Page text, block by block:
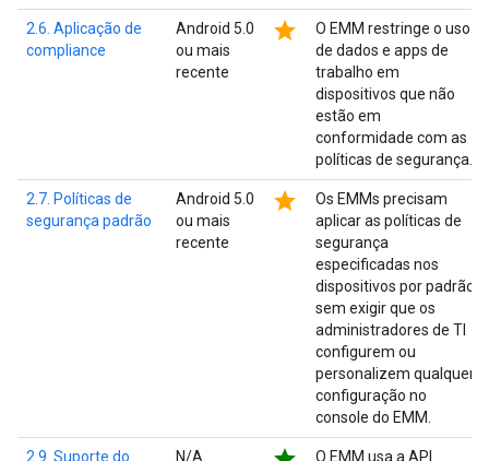
2.6. Aplicação de
compliance
Android 5.0
ou mais
recente
star
O EMM restringe o uso
de dados e apps de
trabalho em
dispositivos que não
estão em
conformidade com as
políticas de segurança.
2.7. Políticas de
segurança padrão
Android 5.0
ou mais
recente
star
Os EMMs precisam
aplicar as políticas de
segurança
especificadas nos
dispositivos por padrão,
sem exigir que os
administradores de TI
configurem ou
personalizem qualquer
configuração no
console do EMM.
2.9. Suporte do N/A O EMM usa a API